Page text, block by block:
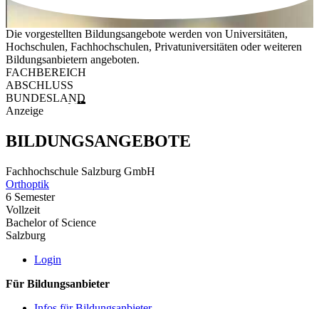
Die vorgestellten Bildungsangebote werden von Universitäten,
Hochschulen, Fachhochschulen, Privatuniversitäten oder weiteren
Bildungsanbietern angeboten.
FACHBEREICH
ABSCHLUSS
BUNDESLAND
Anzeige
BILDUNGSANGEBOTE
Fachhochschule Salzburg GmbH
Orthoptik
6 Semester
Vollzeit
Bachelor of Science
Salzburg
Login
Für Bildungsanbieter